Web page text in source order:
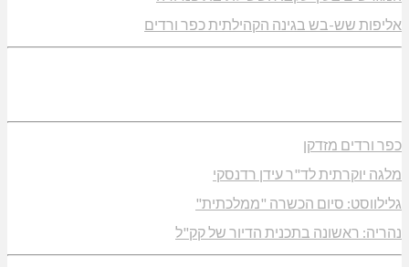
אליפות שש-בש בגינה הקהילתית כפר ורדים
כפר ורדים מזדקן
מלגה יוקרתית לד"ר עידן רדנסקי
גלילווסט: סיום הכשרה "ממלכתית"
נהריה: ראשונה בתכנית הדיור של קק"ל